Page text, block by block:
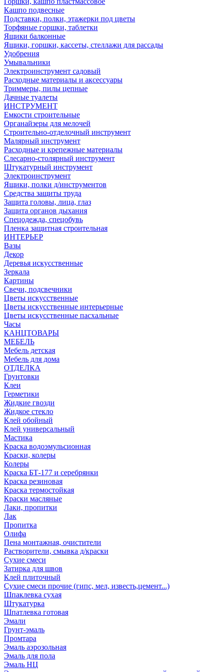
Кашпо подвесные
Подставки, полки, этажерки под цветы
Торфяные горшки, таблетки
Ящики балконные
Ящики, горшки, кассеты, стеллажи для рассады
Удобрения
Умывальники
Электроинструмент садовый
Расходные материалы и аксессуары
Триммеры, пилы цепные
Дачные туалеты
ИНСТРУМЕНТ
Емкости строительные
Органайзеры для мелочей
Строительно-отделочный инструмент
Малярный инструмент
Расходные и крепежные материалы
Слесарно-столярный инструмент
Штукатурный инструмент
Электроинструмент
Ящики, полки д/инструментов
Средства защиты труда
Защита головы, лица, глаз
Защита органов дыхания
Спецодежда, спецобувь
Пленка защитная строительная
ИНТЕРЬЕР
Вазы
Декор
Деревья искусственные
Зеркала
Картины
Свечи, подсвечники
Цветы искусственные
Цветы искусственные интерьерные
Цветы искусственные пасхальные
Часы
КАНЦТОВАРЫ
МЕБЕЛЬ
Мебель детская
Мебель для дома
ОТДЕЛКА
Грунтовки
Клеи
Герметики
Жидкие гвозди
Жидкое стекло
Клей обойный
Клей универсальный
Мастика
Краска водоэмульсионная
Краски, колеры
Колеры
Краска БТ-177 и серебрянки
Краска резиновая
Краска термостойкая
Краски масляные
Лаки, пропитки
Лак
Пропитка
Олифа
Пена монтажная, очистители
Растворители, смывка д/краски
Сухие смеси
Затирка для швов
Клей плиточный
Сухие смеси прочие (гипс, мел, известь,цемент...)
Шпаклевка сухая
Штукатурка
Шпатлевка готовая
Эмали
Грунт-эмаль
Промтара
Эмаль аэрозольная
Эмаль для пола
Эмаль НЦ